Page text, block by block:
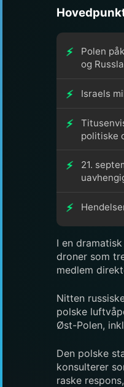
Polen
og
Israels
politiske
21.
I en
droner som
medlem
Nitten
polske
Øst-Polen,
Den polske
konsulterer
raske